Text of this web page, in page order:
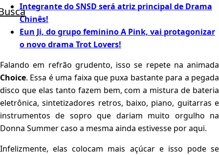
Integrante do SNSD será atriz principal de Drama
Chinês!
Eun Ji, do grupo feminino A Pink, vai protagonizar
o novo drama Trot Lovers!
Falando em refrão grudento, isso se repete na animada
Choice. Essa é uma faixa que puxa bastante para a pegada
disco que elas tanto fazem bem, com a mistura de bateria
eletrônica, sintetizadores retros, baixo, piano, guitarras e
instrumentos de sopro que dariam muito orgulho na
Donna Summer caso a mesma ainda estivesse por aqui.
Infelizmente, elas colocam mais açúcar e isso pode se